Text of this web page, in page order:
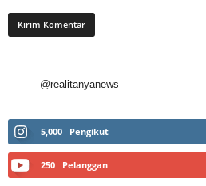
@realitanyanews
5,000 Pengikut
250 Pelanggan